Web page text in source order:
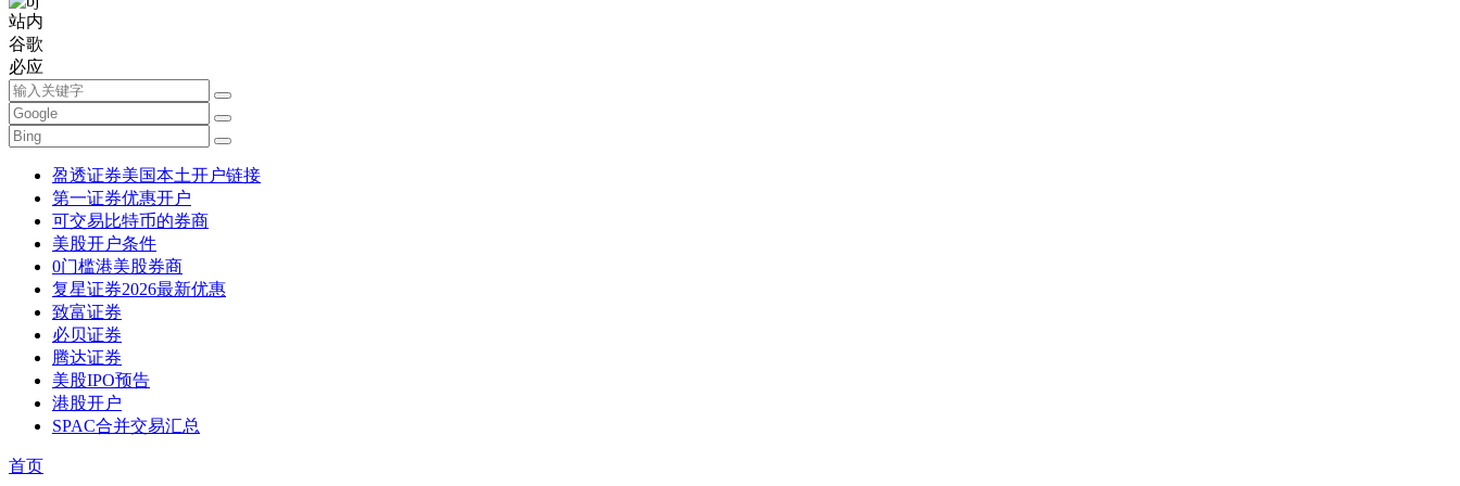
站内
谷歌
必应
盈透证券美国本土开户链接
第一证券优惠开户
可交易比特币的券商
美股开户条件
0门槛港美股券商
复星证券2026最新优惠
致富证券
必贝证券
腾达证券
美股IPO预告
港股开户
SPAC合并交易汇总
首页